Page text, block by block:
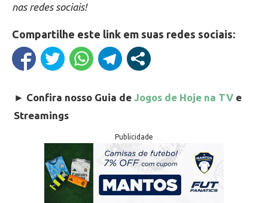
nas redes sociais!
Compartilhe este link em suas redes sociais:
► Confira nosso Guia de Jogos de Hoje na TV e
Streamings
Publicidade